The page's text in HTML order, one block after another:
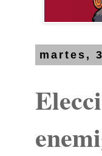
martes,